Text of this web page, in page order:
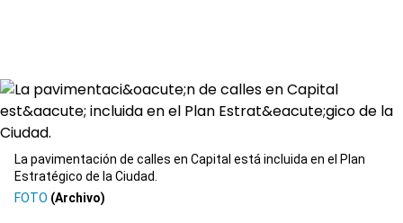
La pavimentación de calles en Capital está incluida en el Plan
Estratégico de la Ciudad.
(Archivo)